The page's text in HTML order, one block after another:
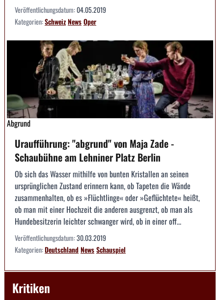
Veröffentlichungsdatum:04.05.2019
Kategorien:SchweizNewsOper
Abgrund
Uraufführung: "abgrund" von Maja Zade -
Schaubühne am Lehniner Platz Berlin
Ob sich das Wasser mithilfe von bunten Kristallen an seinen
ursprünglichen Zustand erinnern kann, ob Tapeten die Wände
zusammenhalten, ob es »Flüchtlinge« oder »Geflüchtete« heißt,
ob man mit einer Hochzeit die anderen ausgrenzt, ob man als
Hundebesitzerin leichter schwanger wird, ob in einer off...
Veröffentlichungsdatum:30.03.2019
Kategorien:DeutschlandNewsSchauspiel
Kritiken